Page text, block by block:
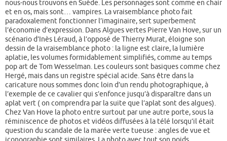
nous-nous trouvons en Suède. Les personnages sont comme en chair
et en os, mais sont… vampires. La vraisemblance photo fait
paradoxalement fonctionner l’imaginaire, sert superbement
l’économie d’expression. Dans Algues vertes Pierre Van Hove, sur un
scénario d’Inès Léraud, à l’opposé de Thierry Murat, éloigne son
dessin de la vraisemblance photo : la ligne est claire, la lumière
aplatie, les volumes formidablement simplifiés, comme au temps
pop art de Tom Wesselman. Les couleurs sont basiques comme chez
Hergé, mais dans un registre spécial acide. Sans être dans la
caricature nous sommes donc loin d’un rendu photographique, à
l’exemple de ce cavalier qui s’enfonce jusqu’à disparaître dans un
aplat vert ( on comprendra par la suite que l’aplat sont des algues).
Chez Van Hove la photo entre surtout par une autre porte, sous la
réminiscence de photos et vidéos diffusées à la télé lorsqu’il était
question du scandale de la marée verte tueuse : angles de vue et